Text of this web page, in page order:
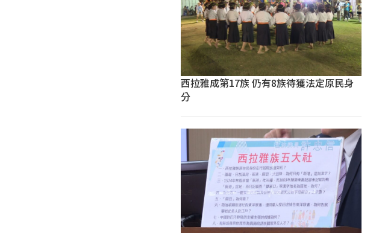
西拉雅成第17族 仍有8族待獲法定原民身
分